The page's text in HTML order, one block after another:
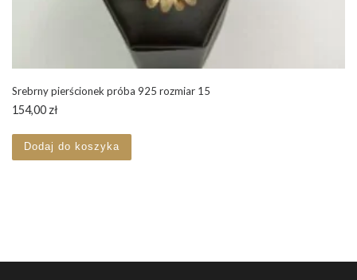
Srebrny pierścionek próba 925 rozmiar 15
154,00 zł
Dodaj do koszyka